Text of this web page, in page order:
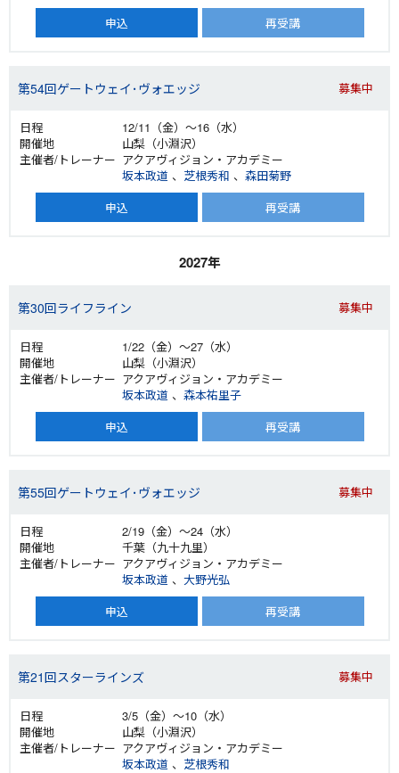
申込
再受講
第54回ゲートウェイ･ヴォエッジ 募集中
12/11（金）～16（水）
山梨（小淵沢）
アクアヴィジョン・アカデミー
坂本政道 、 芝根秀和 、 森田菊野
申込
再受講
2027年
第30回ライフライン 募集中
1/22（金）～27（水）
山梨（小淵沢）
アクアヴィジョン・アカデミー
坂本政道 、 森本祐里子
申込
再受講
第55回ゲートウェイ･ヴォエッジ 募集中
2/19（金）～24（水）
千葉（九十九里）
アクアヴィジョン・アカデミー
坂本政道 、 大野光弘
申込
再受講
第21回スターラインズ 募集中
3/5（金）～10（水）
山梨（小淵沢）
アクアヴィジョン・アカデミー
坂本政道 、 芝根秀和